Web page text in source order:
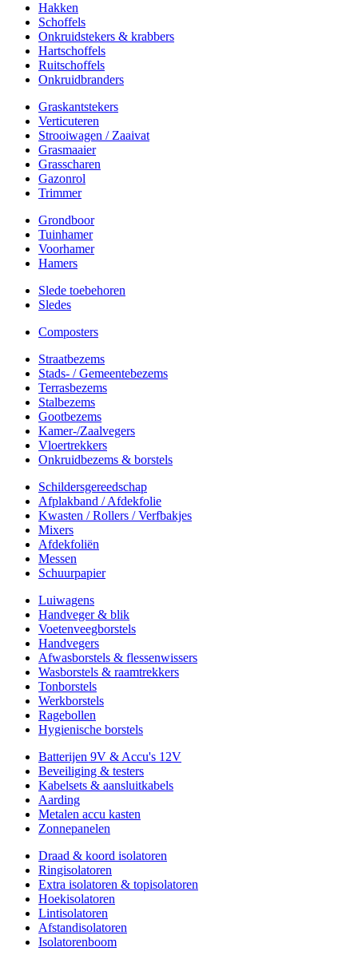
Hakken
Schoffels
Onkruidstekers & krabbers
Hartschoffels
Ruitschoffels
Onkruidbranders
Graskantstekers
Verticuteren
Strooiwagen / Zaaivat
Grasmaaier
Grasscharen
Gazonrol
Trimmer
Grondboor
Tuinhamer
Voorhamer
Hamers
Slede toebehoren
Sledes
Composters
Straatbezems
Stads- / Gemeentebezems
Terrasbezems
Stalbezems
Gootbezems
Kamer-/Zaalvegers
Vloertrekkers
Onkruidbezems & borstels
Schildersgereedschap
Afplakband / Afdekfolie
Kwasten / Rollers / Verfbakjes
Mixers
Afdekfoliën
Messen
Schuurpapier
Luiwagens
Handveger & blik
Voetenveegborstels
Handvegers
Afwasborstels & flessenwissers
Wasborstels & raamtrekkers
Tonborstels
Werkborstels
Ragebollen
Hygienische borstels
Batterijen 9V & Accu's 12V
Beveiliging & testers
Kabelsets & aansluitkabels
Aarding
Metalen accu kasten
Zonnepanelen
Draad & koord isolatoren
Ringisolatoren
Extra isolatoren & topisolatoren
Hoekisolatoren
Lintisolatoren
Afstandisolatoren
Isolatorenboom